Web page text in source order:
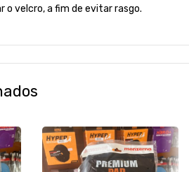
o velcro, a fim de evitar rasgo.